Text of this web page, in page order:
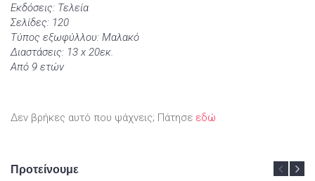
Εκδόσεις: Τελεία
Σελίδες: 120
Τύπος εξωφύλλου: Μαλακό
Διαστάσεις: 13 x 20εκ.
Από 9 ετών
Δεν βρήκες αυτό που ψάχνεις; Πάτησε εδώ
Προτείνουμε